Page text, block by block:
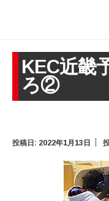
KEC近畿
ろ②
投稿日: 2022年1月13日